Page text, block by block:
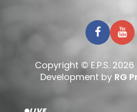
Copyright © E.P.S. 2026
Development by RG